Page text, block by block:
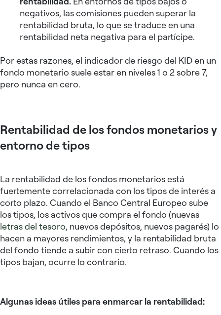
negativos, las comisiones pueden superar la
rentabilidad bruta, lo que se traduce en una
rentabilidad neta negativa para el partícipe.
Por estas razones, el indicador de riesgo del KID en un
fondo monetario suele estar en niveles 1 o 2 sobre 7,
pero nunca en cero.
Rentabilidad de los fondos monetarios y
entorno de tipos
La rentabilidad de los fondos monetarios está
fuertemente correlacionada con los tipos de interés a
corto plazo. Cuando el Banco Central Europeo sube
los tipos, los activos que compra el fondo (nuevas
letras del tesoro, nuevos depósitos, nuevos pagarés) lo
hacen a mayores rendimientos, y la rentabilidad bruta
del fondo tiende a subir con cierto retraso. Cuando los
tipos bajan, ocurre lo contrario.
Algunas ideas útiles para enmarcar la rentabilidad: